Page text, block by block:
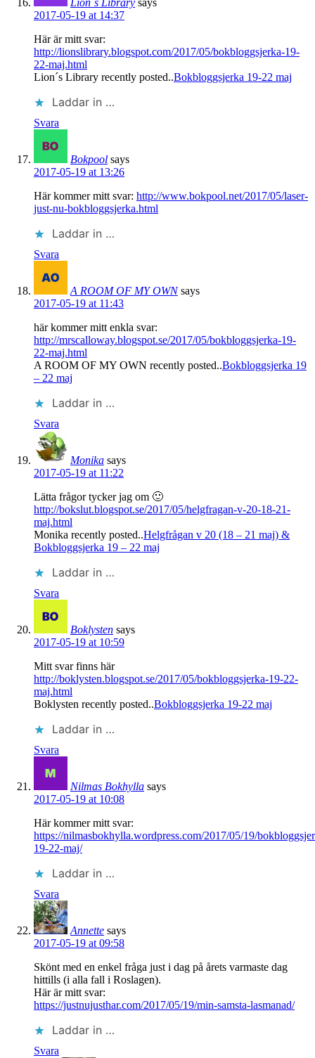
2017-05-19 at 14:37
Här är mitt svar:
http://lionslibrary.blogspot.com/2017/05/bokbloggsjerka-19-
22-maj.html
Lion´s Library recently posted..Bokbloggsjerka 19-22 maj
Laddar in …
Svara
Bokpool says
2017-05-19 at 13:26
Här kommer mitt svar: http://www.bokpool.net/2017/05/laser-
just-nu-bokbloggsjerka.html
Laddar in …
Svara
A ROOM OF MY OWN says
2017-05-19 at 11:43
här kommer mitt enkla svar:
http://mrscalloway.blogspot.se/2017/05/bokbloggsjerka-19-
22-maj.html
A ROOM OF MY OWN recently posted..Bokbloggsjerka 19
– 22 maj
Laddar in …
Svara
Monika says
2017-05-19 at 11:22
Lätta frågor tycker jag om 🙂
http://bokslut.blogspot.se/2017/05/helgfragan-v-20-18-21-
maj.html
Monika recently posted..Helgfrågan v 20 (18 – 21 maj) &
Bokbloggsjerka 19 – 22 maj
Laddar in …
Svara
Boklysten says
2017-05-19 at 10:59
Mitt svar finns här
http://boklysten.blogspot.se/2017/05/bokbloggsjerka-19-22-
maj.html
Boklysten recently posted..Bokbloggsjerka 19-22 maj
Laddar in …
Svara
Nilmas Bokhylla says
2017-05-19 at 10:08
Här kommer mitt svar:
https://nilmasbokhylla.wordpress.com/2017/05/19/
19-22-maj/
Laddar in …
Svara
Annette says
2017-05-19 at 09:58
Skönt med en enkel fråga just i dag på årets varmaste dag
hittills (i alla fall i Roslagen).
Här är mitt svar:
https://justnujusthar.com/2017/05/19/min-samsta-lasmanad/
Laddar in …
Svara